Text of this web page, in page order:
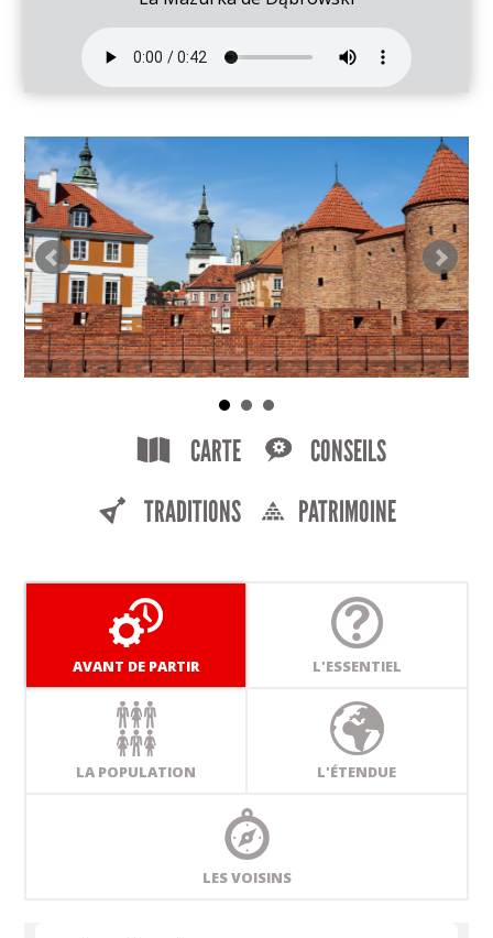
CARTE
CONSEILS
TRADITIONS
PATRIMOINE
AVANT DE PARTIR L'ESSENTIEL
LA POPULATION L'ÉTENDUE
LES VOISINS